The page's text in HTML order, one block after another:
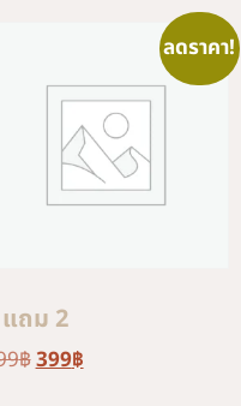
ลดราคา!
ถม 2
฿399฿